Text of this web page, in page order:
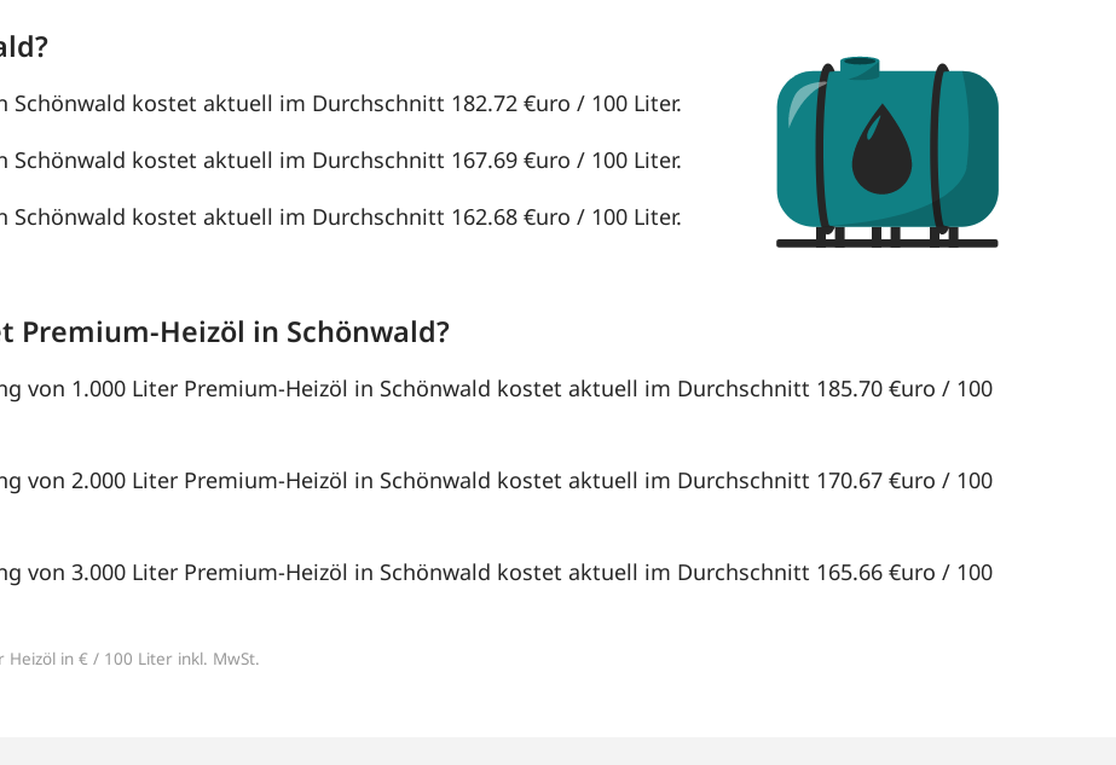
Schönwald kostet aktuell im Durchschnitt 182.72 €uro / 100 Liter.
Schönwald kostet aktuell im Durchschnitt 167.69 €uro / 100 Liter.
Schönwald kostet aktuell im Durchschnitt 162.68 €uro / 100 Liter.
Premium-Heizöl in Schönwald?
von 1.000 Liter Premium-Heizöl in Schönwald kostet aktuell im Durchschnitt 185.70 €uro / 100
von 2.000 Liter Premium-Heizöl in Schönwald kostet aktuell im Durchschnitt 170.67 €uro / 100
von 3.000 Liter Premium-Heizöl in Schönwald kostet aktuell im Durchschnitt 165.66 €uro / 100
Heizöl in € / 100 Liter inkl. MwSt.